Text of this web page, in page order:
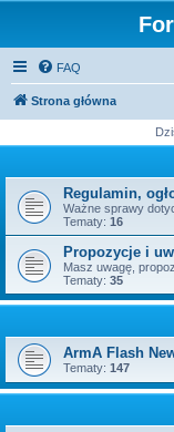
FAQ
Strona główna
Regulamin,
Ważne sprawy
Tematy: 16
Propozycje i
Masz uwagę,
Tematy: 35
ArmA Flash
Tematy: 147